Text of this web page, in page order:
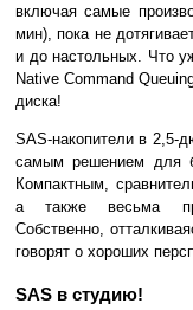
включая самые
мин), пока не
и до настольных. Что
Native Command
диска!
SAS-накопители в 2,5-
самым решением для
Компактным,
а также весьма
Собственно,
говорят о хороших
SAS в студию!